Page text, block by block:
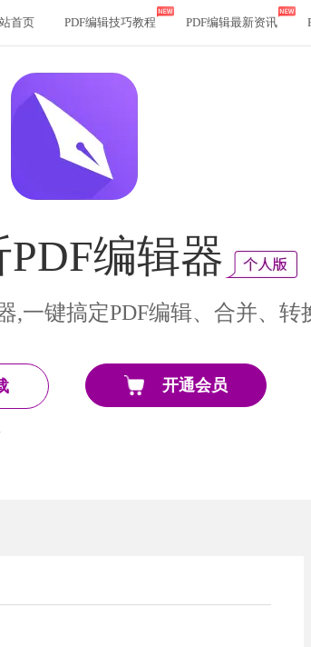
首页 PDF编辑技巧教程 PDF编辑最新资讯
编辑器
,一键搞定PDF编辑、合并、转
开通会员